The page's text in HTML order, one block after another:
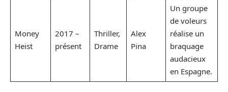
Money
Heist
2017 –
présent
Thriller,
Drame
Alex
Pina
Un groupe
de voleurs
réalise un
braquage
audacieux
en Espagne.